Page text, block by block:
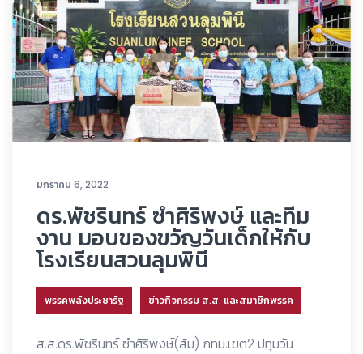
มกราคม 6, 2022
ดร.พัชรินทร์ ซำศิริพงษ์ และทีม
งาน มอบของขวัญวันเด็กให้กับ
โรงเรียนสวนลุมพินี
พรรคพลังประชารัฐ ข่าวกิจกรรม ส.ส. และสมาชิกพรรค
ส.ส.ดร.พัชรินทร์ ซำศิริพงษ์(ส้ม) กทม.เขต2 ปทุมวัน